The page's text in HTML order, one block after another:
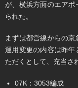
が、横浜方面のエア
られた。
まずは都営線からの
運用変更の内容は昨
ただくとして、充当さ
07K：3053編成